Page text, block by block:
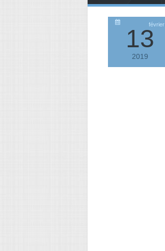
13février
2019